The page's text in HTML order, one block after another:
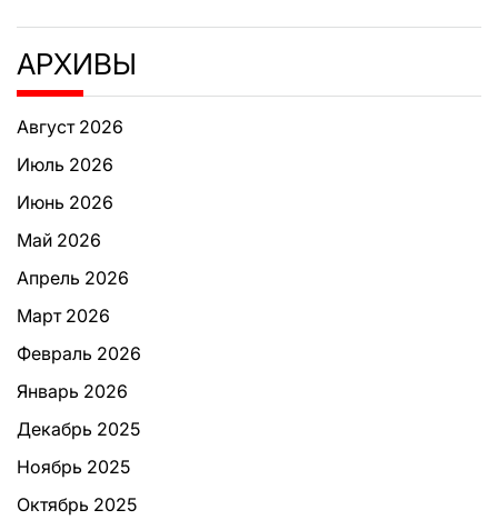
АРХИВЫ
Август 2026
Июль 2026
Июнь 2026
Май 2026
Апрель 2026
Март 2026
Февраль 2026
Январь 2026
Декабрь 2025
Ноябрь 2025
Октябрь 2025